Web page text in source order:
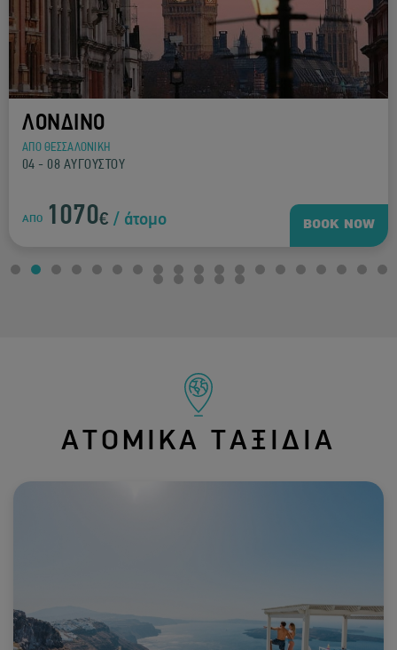
BOOK NOW
ΛΟΝΔΙΝΟ
ΑΠΟ ΘΕΣΣΑΛΟΝΙΚΗ
04 - 08 ΑΥΓΟΥΣΤΟΥ
ΑΠΟ 1070€ / άτομο
ΑΤΟΜΙΚΑ ΤΑΞΙΔΙΑ